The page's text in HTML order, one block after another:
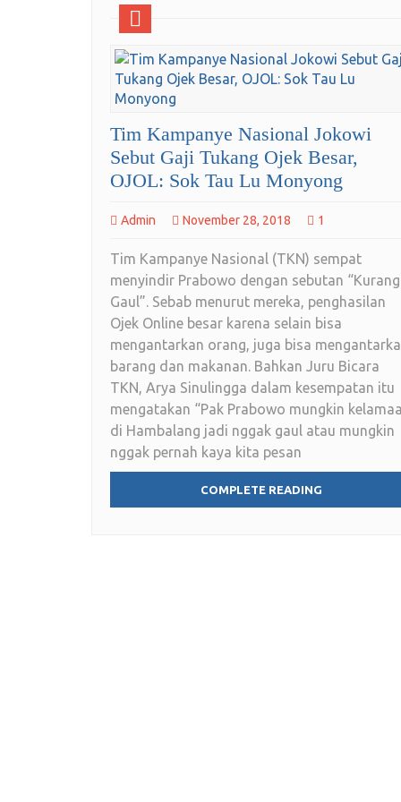
Tim Kampanye Nasional Jokowi
Sebut Gaji Tukang Ojek Besar,
OJOL: Sok Tau Lu Monyong
Admin November 28, 2018 1
Tim Kampanye Nasional (TKN) sempat
menyindir Prabowo dengan sebutan “Kurang
Gaul”. Sebab menurut mereka, penghasilan
Ojek Online besar karena selain bisa
mengantarkan orang, juga bisa
barang dan makanan. Bahkan Juru Bicara
TKN, Arya Sinulingga dalam kesempatan itu
mengatakan “Pak Prabowo mungkin
di Hambalang jadi nggak gaul atau mungkin
nggak pernah kaya kita pesan
COMPLETE READING